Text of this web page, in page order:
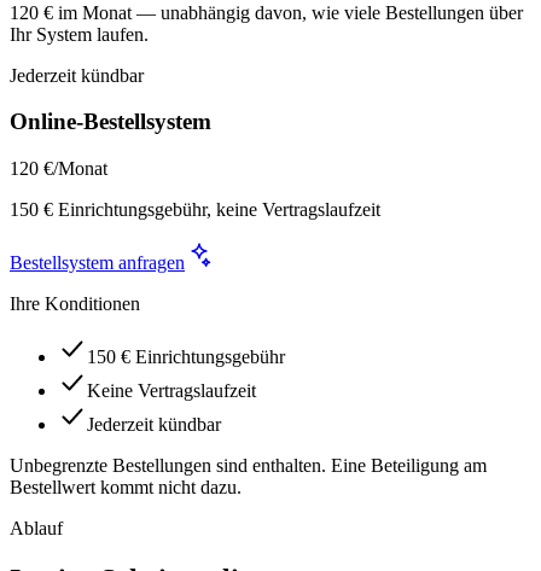
120 € im Monat — unabhängig davon, wie viele Bestellungen über
Ihr System laufen.
Jederzeit kündbar
Online-Bestellsystem
120 €/Monat
150 € Einrichtungsgebühr, keine Vertragslaufzeit
Bestellsystem anfragen
Ihre Konditionen
150 € Einrichtungsgebühr
Keine Vertragslaufzeit
Jederzeit kündbar
Unbegrenzte Bestellungen sind enthalten. Eine Beteiligung am
Bestellwert kommt nicht dazu.
Ablauf